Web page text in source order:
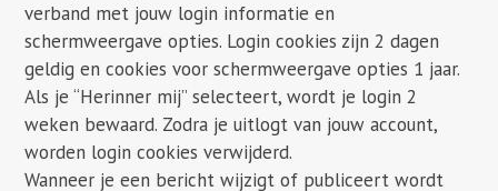
verband met jouw login informatie en
schermweergave opties. Login cookies zijn 2 dagen
geldig en cookies voor schermweergave opties 1 jaar.
Als je “Herinner mij” selecteert, wordt je login 2
weken bewaard. Zodra je uitlogt van jouw account,
worden login cookies verwijderd.
Wanneer je een bericht wijzigt of publiceert wordt